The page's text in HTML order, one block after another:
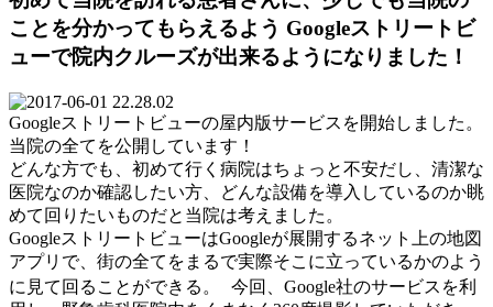
ことを分かってもらえるよう Googleストリートビ
ューで院内クルーズが出来るようになりました！
Googleストリートビューの屋内版サービスを開始しました。
当院の全てを公開しています！
どんな方でも、初めて行く病院はちょっと不安だし、清潔な
医院なのか確認したい方、どんな設備を導入しているのか眺
めて回りたいものだと当院は考えました。
GoogleストリートビューはGoogleが展開するネット上の地図
アプリで、街の全てをまるで実際そこに立っているかのよう
に見て回ることができる。 今回、Google社のサービスを利